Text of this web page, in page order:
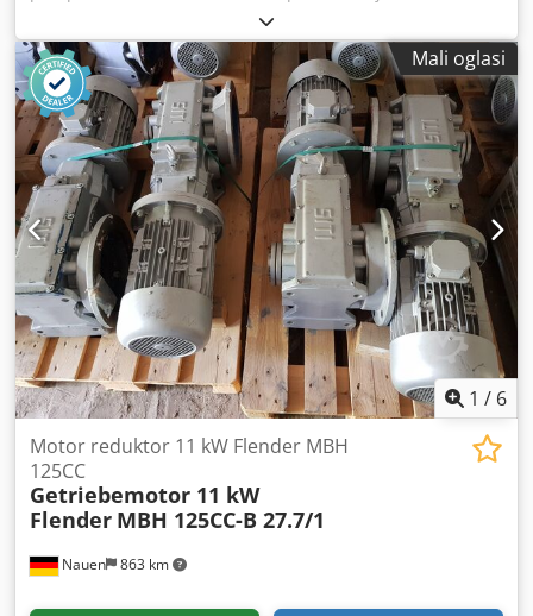
korištena, dolazi iz viška skladišnih zaliha. Oprema je u
izvrsnom stanju, skladištena u originalnom pakiranju. Uz
pumpu dolazi i proizvođačka dokumentacija. Grundfos
CRN serija pumpi namijenjena je za rad u industrijskim i
vodoopskrbnim sustavima. Odlikuju se visokom
učinkovitošću, pouzdanošću i vrlo dobrom kvalitetom
izrade. Tehnički podaci Proizvođač: Grundfos Model: CRN5-
11 A-P-A-E-HQQE Snaga motora: 2,2 kW Frekvencija: 50 Hz
Broj okretaja: 2899 o/min Kapacitet: 5,8 m³/h Visina
dizanja: do 56,5 m (maks. 76 m) Maksimalni tlak: 25 bar
Chjdpfxsyubcne Af Rsa Maksimalna temperatura: 120°C
Pumpa je izrađena od nehrđajućeg čelika, namijenjena za
primjenu u vodoopskrbnim, industrijskim, tlačnim
sustavima, tehnološkim instalacijama te sustavima za
pročišćavanje vode. Stanje: novo, nikad korišteno.
Mali oglasi
1 / 6
Nauen 863 km
Motor reduktor 11 kW Flender MBH
125CC
Getriebemotor 11 kW
Flender MBH 125CC-B 27.7/1